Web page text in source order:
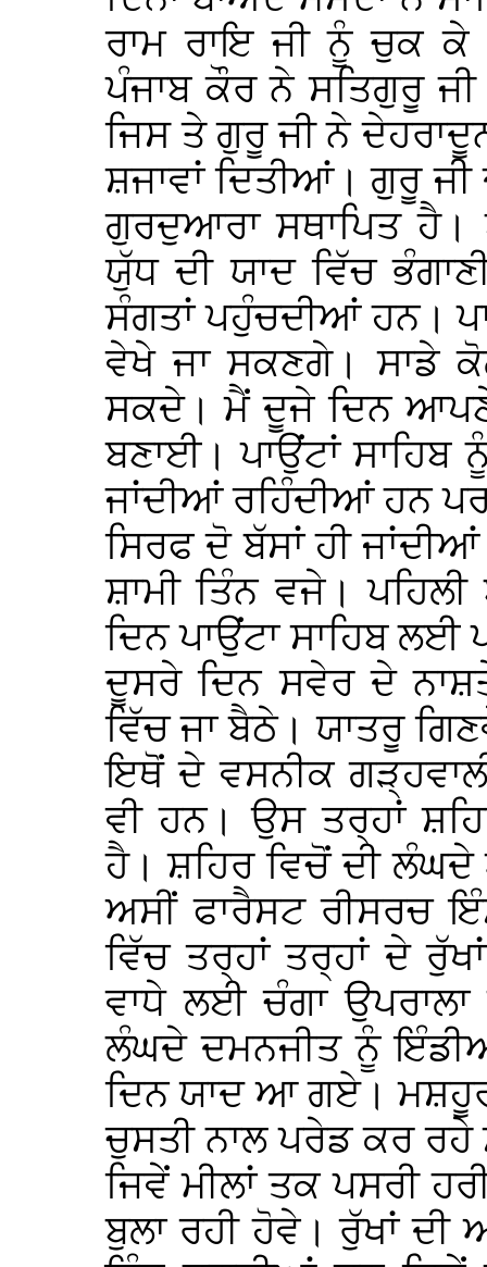
ਰਾਮ ਰਾਇ ਜੀ ਨੂੰ ਚੁਕ ਕੇ
ਪੰਜਾਬ ਕੌਰ ਨੇ ਸਤਿਗੁਰੂ
ਜਿਸ ਤੇ ਗੁਰੂ ਜੀ ਨੇ
ਸ਼ਜਾਵਾਂ ਦਿਤੀਆਂ। ਗੁਰੂ
ਗੁਰਦੁਆਰਾ ਸਥਾਪਿਤ ਹੈ।
ਯੁੱਧ ਦੀ ਯਾਦ ਵਿੱਚ
ਸੰਗਤਾਂ ਪਹੁੰਚਦੀਆਂ ਹਨ।
ਵੇਖੇ ਜਾ ਸਕਣਗੇ। ਸਾਡੇ
ਸਕਦੇ। ਮੈਂ ਦੂਜੇ ਦਿਨ ਆਪਣੇ
ਬਣਾਈ। ਪਾਉਂਟਾਂ
ਜਾਂਦੀਆਂ ਰਹਿੰਦੀਆਂ ਹਨ ਪਰ
ਸਿਰਫ ਦੋ ਬੱਸਾਂ ਹੀ
ਸ਼ਾਮੀ ਤਿੰਨ ਵਜੇ।
ਦਿਨ ਪਾਉਂਟਾ ਸਾਹਿਬ ਲਈ
ਦੂਸਰੇ ਦਿਨ ਸਵੇਰ ਦੇ
ਵਿੱਚ ਜਾ ਬੈਠੇ। ਯਾਤਰੂ
ਇਥੋਂ ਦੇ ਵਸਨੀਕ
ਵੀ ਹਨ। ਉਸ ਤਰ੍ਹਾਂ
ਹੈ। ਸ਼ਹਿਰ ਵਿਚੋਂ ਦੀ
ਅਸੀਂ ਫਾਰੈਸਟ ਰੀਸਰਚ
ਵਿੱਚ ਤਰ੍ਹਾਂ ਤਰ੍ਹਾਂ ਦੇ
ਵਾਧੇ ਲਈ ਚੰਗਾ ਉਪਰਾਲਾ
ਲੰਘਦੇ ਦਮਨਜੀਤ ਨੂੰ
ਦਿਨ ਯਾਦ ਆ ਗਏ।
ਚੁਸਤੀ ਨਾਲ ਪਰੇਡ ਕਰ
ਜਿਵੇਂ ਮੀਲਾਂ ਤਕ ਪਸਰੀ
ਬੁਲਾ ਰਹੀ ਹੋਵੇ। ਰੁੱਖਾਂ